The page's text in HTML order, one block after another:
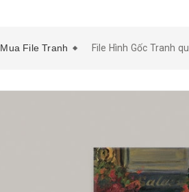
Mua File Tranh File Hình Gốc Tranh